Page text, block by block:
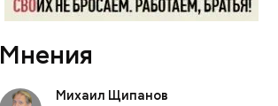
Мнения
Михаил Щипанов